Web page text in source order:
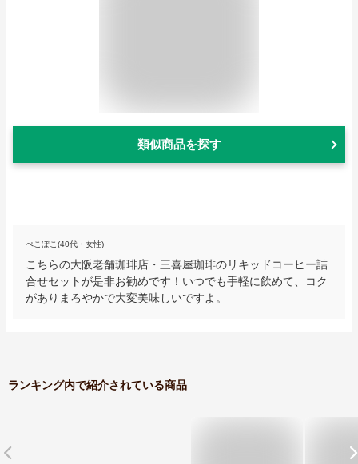
類似商品を探す
ぺこぽこ(40代・女性)
こちらの大阪老舗珈琲店・三喜屋珈琲のリキッドコーヒー詰
合せセットが是非お勧めです！いつでも手軽に飲めて、コク
がありまろやかで大変美味しいですよ。
ランキング内で紹介されている商品